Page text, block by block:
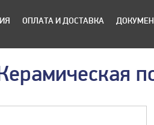
ОПЛАТА И ДОСТАВКА